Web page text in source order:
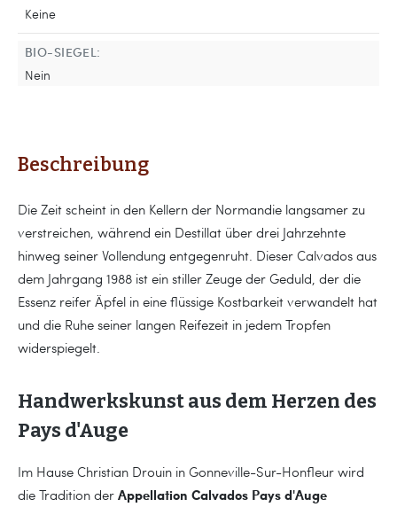
Keine
BIO-SIEGEL:
Nein
Beschreibung
Die Zeit scheint in den Kellern der Normandie langsamer zu
verstreichen, während ein Destillat über drei Jahrzehnte
hinweg seiner Vollendung entgegenruht. Dieser Calvados aus
dem Jahrgang 1988 ist ein stiller Zeuge der Geduld, der die
Essenz reifer Äpfel in eine flüssige Kostbarkeit verwandelt hat
und die Ruhe seiner langen Reifezeit in jedem Tropfen
widerspiegelt.
Handwerkskunst aus dem Herzen des
Pays d'Auge
Im Hause Christian Drouin in Gonneville-Sur-Honfleur wird
die Tradition der Appellation Calvados Pays d'Auge